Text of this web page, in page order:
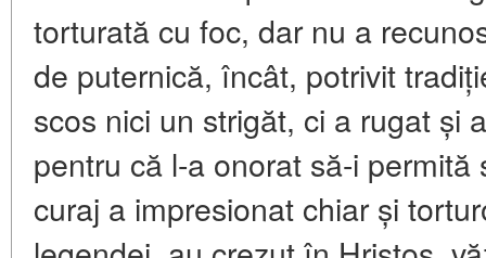
torturată cu foc, dar nu a
de puternică, încât, potrivit
scos nici un strigăt, ci a rugat și
pentru că l-a onorat să-i
curaj a impresionat chiar și